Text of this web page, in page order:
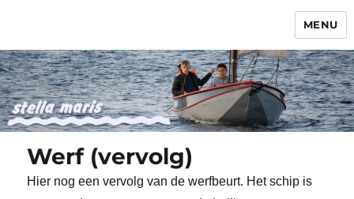
MENU
Werf (vervolg)
Hier nog een vervolg van de werfbeurt. Het schip is